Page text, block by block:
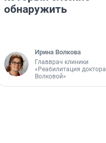
обнаружить
Ирина Волкова
Главврач клиники
«Реабилитация доктора
Волковой»